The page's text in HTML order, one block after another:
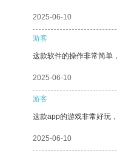
2025-06-10
游客
这款软件的操作非常简单
2025-06-10
游客
这款app的游戏非常好玩
2025-06-10